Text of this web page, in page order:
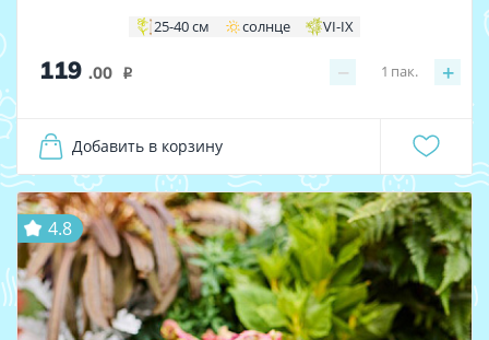
25-40 см солнце VI-IX
119 .00 i − +
1 пак.
Добавить в корзину
4.8